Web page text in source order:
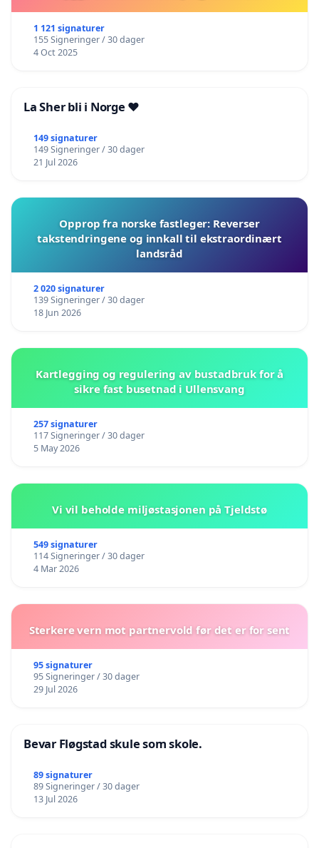
1 121 signaturer
155 Signeringer / 30 dager
4 Oct 2025
La Sher bli i Norge ❤️
149 signaturer
149 Signeringer / 30 dager
21 Jul 2026
Opprop fra norske fastleger: Reverser
takstendringene og innkall til ekstraordinært
landsråd
2 020 signaturer
139 Signeringer / 30 dager
18 Jun 2026
Kartlegging og regulering av bustadbruk for å
sikre fast busetnad i Ullensvang
257 signaturer
117 Signeringer / 30 dager
5 May 2026
Vi vil beholde miljøstasjonen på Tjeldstø
549 signaturer
114 Signeringer / 30 dager
4 Mar 2026
Sterkere vern mot partnervold før det er for sent
95 signaturer
95 Signeringer / 30 dager
29 Jul 2026
Bevar Fløgstad skule som skole.
89 signaturer
89 Signeringer / 30 dager
13 Jul 2026